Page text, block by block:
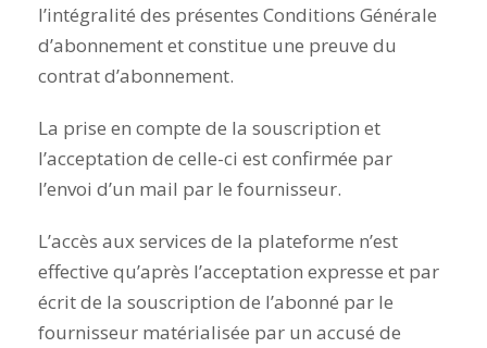
l’intégralité des présentes Conditions Générale
d’abonnement et constitue une preuve du
contrat d’abonnement.
La prise en compte de la souscription et
l’acceptation de celle-ci est confirmée par
l’envoi d’un mail par le fournisseur.
L’accès aux services de la plateforme n’est
effective qu’après l’acceptation expresse et par
écrit de la souscription de l’abonné par le
fournisseur matérialisée par un accusé de